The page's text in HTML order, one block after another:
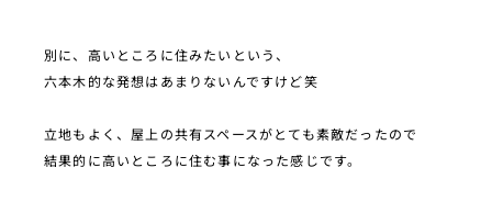
別に、高いところに住みたいという、
六本木的な発想はあまりないんですけど笑
立地もよく、屋上の共有スペースがとても素敵だったので
結果的に高いところに住む事になった感じです。